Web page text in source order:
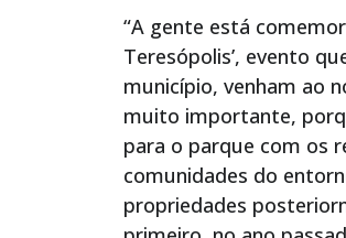
“A gente está
Teresópolis’, evento
município, venham ao
muito importante,
para o parque com os
comunidades do
propriedades